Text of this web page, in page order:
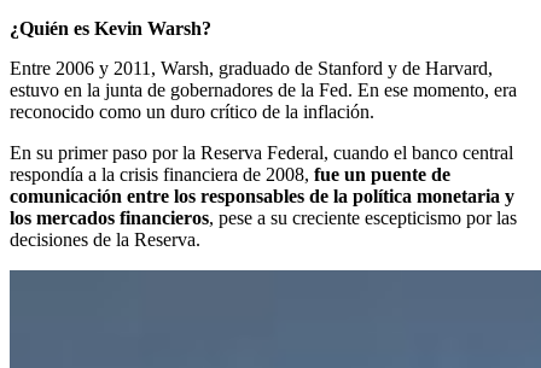
¿Quién es Kevin Warsh?
Entre 2006 y 2011, Warsh, graduado de Stanford y de Harvard,
estuvo en la junta de gobernadores de la Fed. En ese momento, era
reconocido como un duro crítico de la inflación.
En su primer paso por la Reserva Federal, cuando el banco central
respondía a la crisis financiera de 2008, fue un puente de
comunicación entre los responsables de la política monetaria y
los mercados financieros, pese a su creciente escepticismo por las
decisiones de la Reserva.